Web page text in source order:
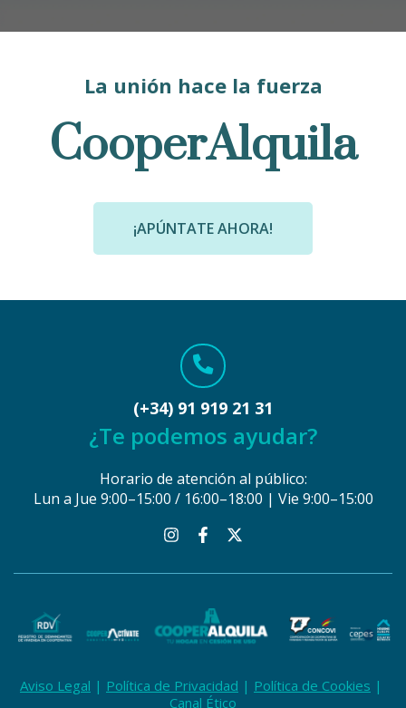
La unión hace la fuerza
CooperAlquila
¡APÚNTATE AHORA!
(+34) 91 919 21 31
¿Te podemos ayudar?
Horario de atención al público:
Lun a Jue 9:00–15:00 / 16:00–18:00 | Vie 9:00–15:00
Aviso Legal Política de Privacidad
Política de Cookies
Canal Ético